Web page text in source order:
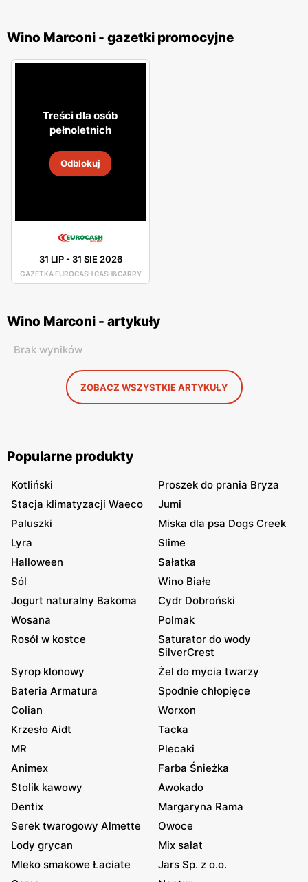
Wino Marconi - gazetki promocyjne
Treści dla osób
pełnoletnich
Odblokuj
31 LIP- 31 SIE 2026
GAZETKA EUROCASH CASH&CARRY
Wino Marconi - artykuły
Brak wyników
ZOBACZ WSZYSTKIE ARTYKUŁY
Popularne produkty
Kotliński
Proszek do prania Bryza
Stacja klimatyzacji Waeco
Jumi
Paluszki
Miska dla psa Dogs Creek
Lyra
Slime
Halloween
Sałatka
Sól
Wino Białe
Jogurt naturalny Bakoma
Cydr Dobroński
Wosana
Polmak
Rosół w kostce
Saturator do wody
SilverCrest
Syrop klonowy
Żel do mycia twarzy
Bateria Armatura
Spodnie chłopięce
Colian
Worxon
Krzesło Aidt
Tacka
MR
Plecaki
Animex
Farba Śnieżka
Stolik kawowy
Awokado
Dentix
Margaryna Rama
Serek twarogowy Almette
Owoce
Lody grycan
Mix sałat
Mleko smakowe Łaciate
Jars Sp. z o.o.